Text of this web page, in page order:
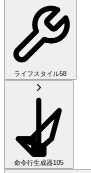
ライフスタイル58
命令行生成器105